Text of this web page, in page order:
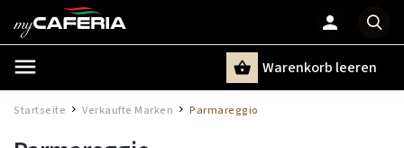
Warenkorb leeren
Startseite / Verkaufte Marken / Parmareggio